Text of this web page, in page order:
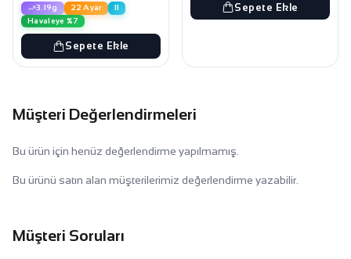
3.19g 22 Ayar
11
Havaleye %7
Sepete Ekle
Sepete Ekle
Müşteri Değerlendirmeleri
Bu ürün için henüz değerlendirme yapılmamış.
Bu ürünü satın alan müşterilerimiz değerlendirme yazabilir.
Müşteri Soruları